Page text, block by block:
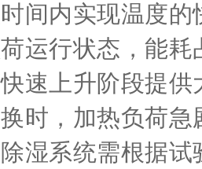
间内实现温度
运行状态，能
速上升阶段提
时，加热负荷
湿系统需根据